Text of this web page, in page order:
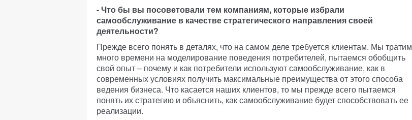
- Что бы вы посоветовали тем компаниям, которые избрали
самообслуживание в качестве стратегического направления своей
деятельности?
Прежде всего понять в деталях, что на самом деле требуется клиентам. Мы тратим
много времени на моделирование поведения потребителей, пытаемся обобщить
свой опыт – почему и как потребители используют самообслуживание, как в
современных условиях получить максимальные преимущества от этого способа
ведения бизнеса. Что касается наших клиентов, то мы прежде всего пытаемся
понять их стратегию и объяснить, как самообслуживание будет способствовать ее
реализации.